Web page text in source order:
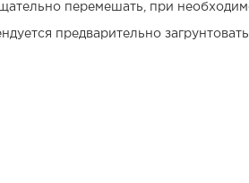
перемешать, при
предварительно